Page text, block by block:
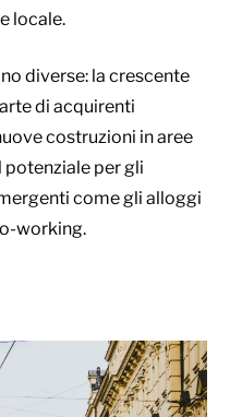
locale.
diverse: la crescente
di acquirenti
costruzioni in aree
per gli
come gli alloggi
working.